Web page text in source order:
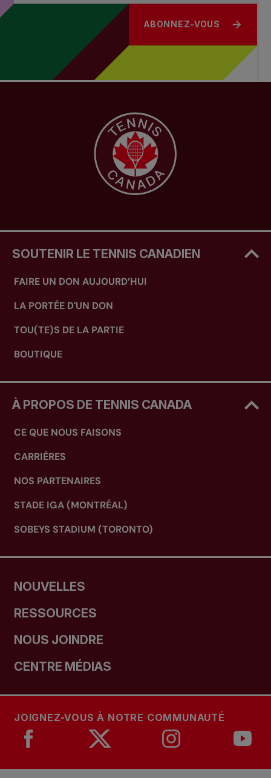
ABONNEZ-VOUS
SOUTENIR LE TENNIS CANADIEN
FAIRE UN DON AUJOURD’HUI
LA PORTÉE D'UN DON
TOU(TE)S DE LA PARTIE
BOUTIQUE
À PROPOS DE TENNIS CANADA
CE QUE NOUS FAISONS
CARRIÈRES
NOS PARTENAIRES
STADE IGA (MONTRÉAL)
SOBEYS STADIUM (TORONTO)
NOUVELLES
RESSOURCES
NOUS JOINDRE
CENTRE MÉDIAS
JOIGNEZ-VOUS À NOTRE COMMUNAUTÉ